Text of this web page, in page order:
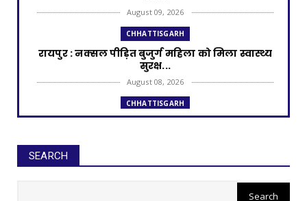
August 09, 2026
CHHATTISGARH
रायपुर : नक्सल पीड़ित बुजुर्ग महिला को मिला स्वास्थ्य
सुरक्ष...
August 08, 2026
CHHATTISGARH
रायपुर : 138 करोड़ की लागत से नांदघाट-मुंगेली रोड
SEARCH
रायपुर : मुख्यमंत्री साय 14 नवंबर को